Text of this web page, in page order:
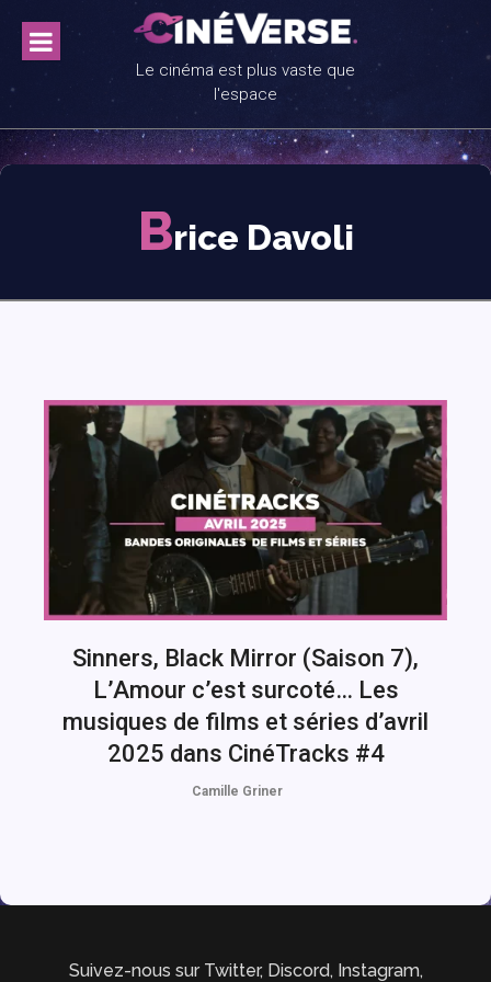
content
Le cinéma est plus vaste que
l'espace
Brice Davoli
Sinners, Black Mirror (Saison 7),
L’Amour c’est surcoté… Les
musiques de films et séries d’avril
2025 dans CinéTracks #4
Camille Griner
Suivez-nous sur Twitter, Discord, Instagram,